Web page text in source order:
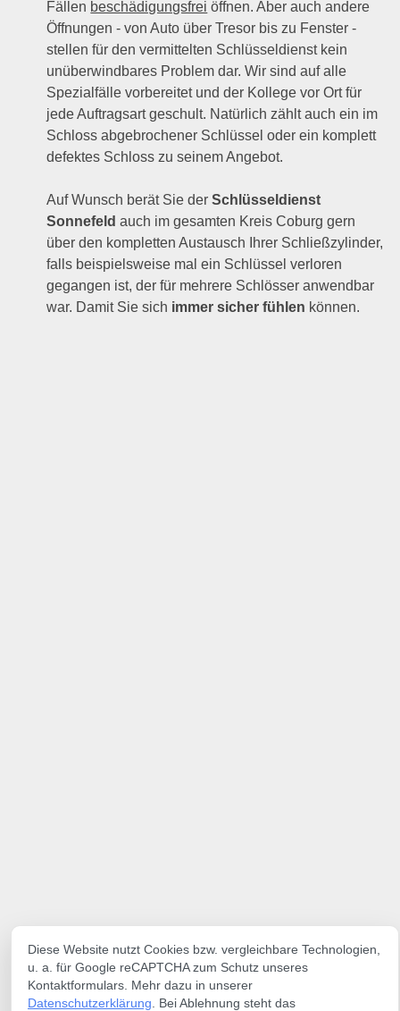
Fällen beschädigungsfrei öffnen. Aber auch andere
Öffnungen - von Auto über Tresor bis zu Fenster -
stellen für den vermittelten Schlüsseldienst kein
unüberwindbares Problem dar. Wir sind auf alle
Spezialfälle vorbereitet und der Kollege vor Ort für
jede Auftragsart geschult. Natürlich zählt auch ein im
Schloss abgebrochener Schlüssel oder ein komplett
defektes Schloss zu seinem Angebot.
Auf Wunsch berät Sie derSchlüsseldienst
Sonnefeld auch im gesamten Kreis Coburg gern
über den kompletten Austausch Ihrer Schließzylinder,
falls beispielsweise mal ein Schlüssel verloren
gegangen ist, der für mehrere Schlösser anwendbar
war. Damit Sie sich immer sicher fühlen können.
Diese Website nutzt Cookies bzw. vergleichbare Technologien,
u. a. für Google reCAPTCHA zum Schutz unseres
Kontaktformulars. Mehr dazu in unserer
Datenschutzerklärung . Bei Ablehnung steht das